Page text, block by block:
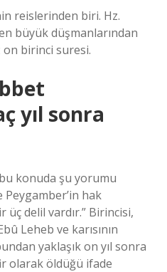
reislerinden biri. Hz.
büyük düşmanlarından
on birinci suresi.
yıl sonra
konuda şu yorumu
hak
delil vardır.” Birincisi,
Leheb ve karısının
yaklaşık on yıl sonra
olarak öldüğü ifade